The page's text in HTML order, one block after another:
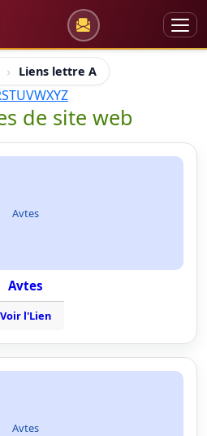
Liens lettre A
STUVWXYZ
de site web
Avtes
Avtes
Voir l'Lien
Avtes